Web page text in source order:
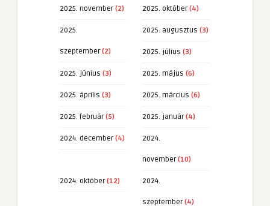
2025. november(2) 2025. október(4)
2025.
szeptember(2)
2025. augusztus (3)
2025. július (3)
2025. június (3) 2025. május (6)
2025. április (3) 2025. március (6)
2025. február(5) 2025. január(4)
2024. december(4) 2024.
november(10)
2024. október(12) 2024.
szeptember(4)